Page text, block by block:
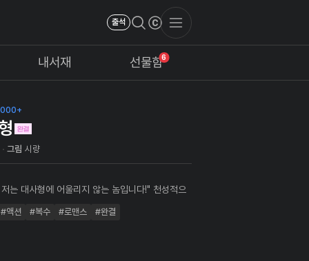
출석
내서재 6
선물함
그림 시량
는 대사형에 어울리지 않는 놈입니다!" 천성적으
경하던 첫째 사형 검룡의 갑작스런 죽음으로 원치
#액션 #복수 #로맨스 #완결